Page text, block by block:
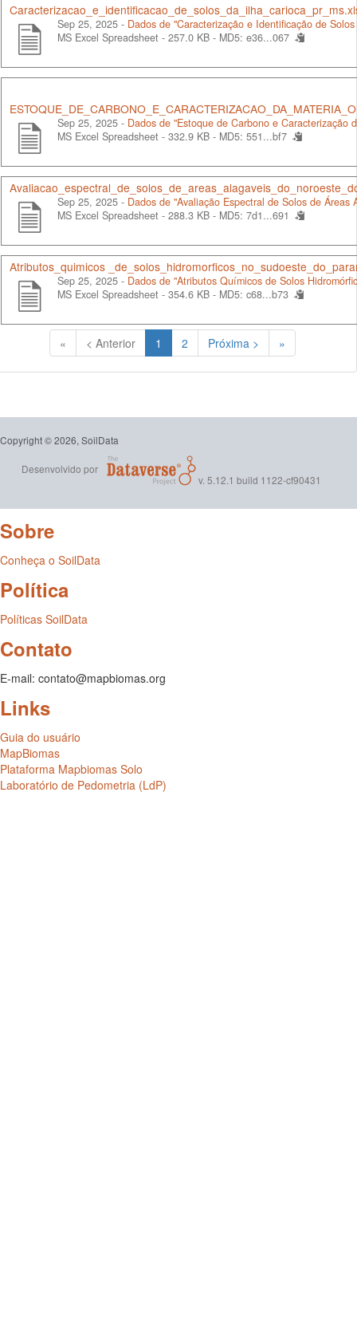
Sep 25, 2025 - Dados de "Caracterização e Identificação de
MS Excel Spreadsheet - 257.0 KB - MD5: e36...067
Sep 25, 2025 - Dados de "Estoque de Carbono e
MS Excel Spreadsheet - 332.9 KB - MD5: 551...bf7
Sep 25, 2025 - Dados de "Avaliação Espectral de Solos de Áreas
MS Excel Spreadsheet - 288.3 KB - MD5: 7d1...691
Atributos_quimicos
Sep 25, 2025 - Dados de "Atributos Químicos de Solos
MS Excel Spreadsheet - 354.6 KB - MD5: c68...b73
« < Anterior 1 (Atual)
2 Próxima > »
Copyright © 2026, SoilData
Desenvolvido por
v. 5.12.1 build 1122-cf90431
Sobre
Conheça o SoilData
Política
Políticas SoilData
Contato
E-mail: contato@mapbiomas.org
Links
Guia do usuário
MapBiomas
Plataforma Mapbiomas Solo
Laboratório de Pedometria (LdP)